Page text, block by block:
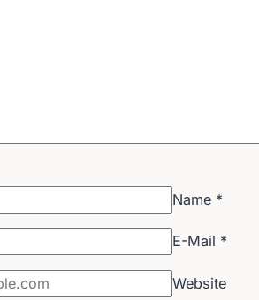
Name *
E-Mail *
Website